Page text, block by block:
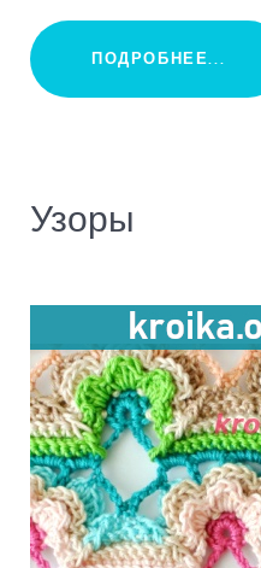
ПОДРОБНЕЕ...
Узоры